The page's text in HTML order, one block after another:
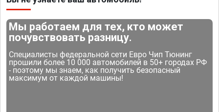
Мы работаем для тех, кто может
почувствовать разницу.
Специалисты федеральной сети Евро Чип Тюнинг
прошили более 10 000 автомобилей в 50+ городах РФ
- поэтому мы знаем, как получить безопасный
максимум от каждой машины!